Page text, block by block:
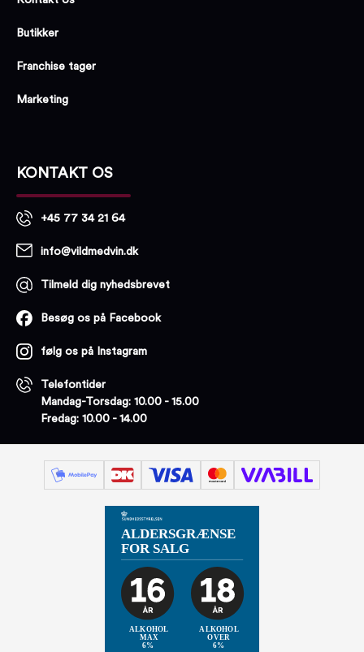
Butikker
Franchise tager
Marketing
KONTAKT OS
+45 77 34 21 64
info@vildmedvin.dk
Tilmeld dig nyhedsbrevet
Besøg os på Facebook
følg os på Instagram
Telefontider
Mandag-Torsdag: 10.00 - 15.00
Fredag: 10.00 - 14.00